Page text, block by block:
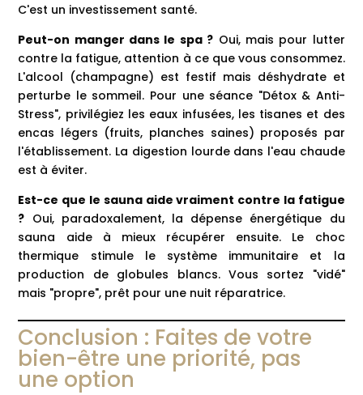
C'est un investissement santé.
Peut-on manger dans le spa ? Oui, mais pour lutter
contre la fatigue, attention à ce que vous consommez.
L'alcool (champagne) est festif mais déshydrate et
perturbe le sommeil. Pour une séance "Détox & Anti-
Stress", privilégiez les eaux infusées, les tisanes et des
encas légers (fruits, planches saines) proposés par
l'établissement. La digestion lourde dans l'eau chaude
est à éviter.
Est-ce que le sauna aide vraiment contre la fatigue
? Oui, paradoxalement, la dépense énergétique du
sauna aide à mieux récupérer ensuite. Le choc
thermique stimule le système immunitaire et la
production de globules blancs. Vous sortez "vidé"
mais "propre", prêt pour une nuit réparatrice.
Conclusion : Faites de votre
bien-être une priorité, pas
une option